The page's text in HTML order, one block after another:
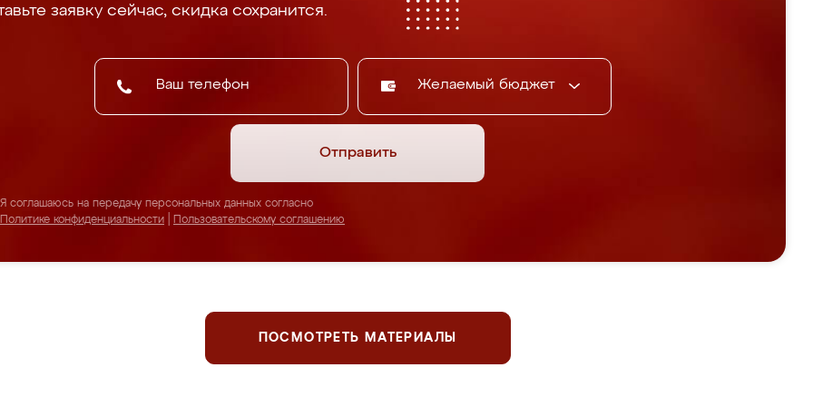
заявку сейчас, скидка сохранится.
Желаемый бюджет
Отправить
Я соглашаюсь на передачу персональных данных согласно
Политике конфиденциальности
Пользовательскому соглашению
ПОСМОТРЕТЬ МАТЕРИАЛЫ